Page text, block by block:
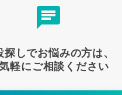
探しでお悩みの方は、
軽にご相談ください